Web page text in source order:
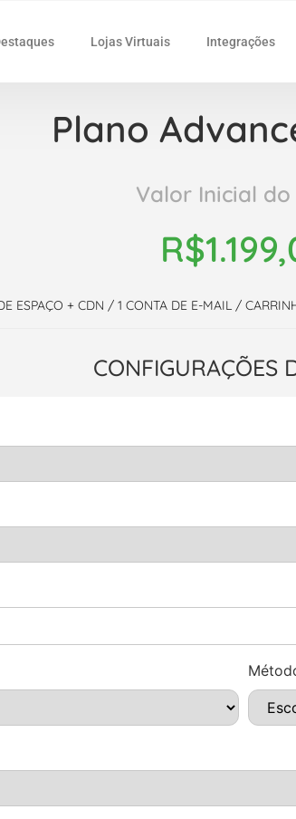
Lojas Virtuais Integrações
Plano
Valor Inicial do
R$
ESPAÇO + CDN / 1 CONTA DE E-MAIL /
CONFIGURAÇÕES